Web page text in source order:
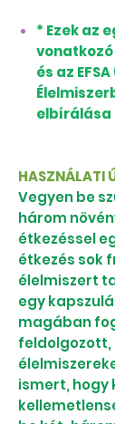
* Ezek az
vonatkozó
és az
elbírálása
HASZNÁLATI
Vegyen be
három
étkezéssel
étkezés sok
élelmiszert
egy
magában
ismert, hogy